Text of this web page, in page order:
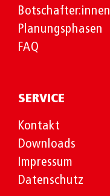
Botschafter:innen
Planungsphasen
FAQ
SERVICE
Kontakt
Downloads
Impressum
Datenschutz